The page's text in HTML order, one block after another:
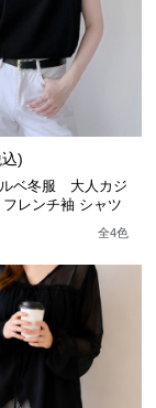
)
ベ冬服 大人カジ
レンチ袖 シャツ
全4色